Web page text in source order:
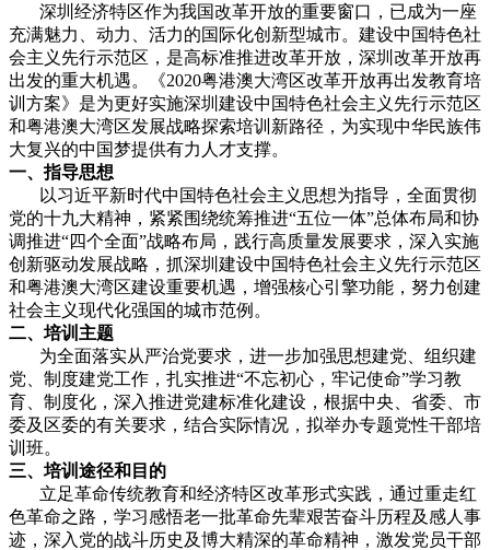
深圳经济特区作为我国改革开放的重要窗口，已成为一座
充满魅力、动力、活力的国际化创新型城市。建设中国特色社
会主义先行示范区，是高标准推进改革开放，深圳改革开放再
出发的重大机遇。《2020粤港澳大湾区改革开放再出发教育培
训方案》是为更好实施深圳建设中国特色社会主义先行示范区
和粤港澳大湾区发展战略探索培训新路径，为实现中华民族伟
大复兴的中国梦提供有力人才支撑。
一、指导思想
以习近平新时代中国特色社会主义思想为指导，全面贯彻
党的十九大精神，紧紧围绕统筹推进“五位一体”总体布局和协
调推进“四个全面”战略布局，践行高质量发展要求，深入实施
创新驱动发展战略，抓深圳建设中国特色社会主义先行示范区
和粤港澳大湾区建设重要机遇，增强核心引擎功能，努力创建
社会主义现代化强国的城市范例。
二、培训主题
为全面落实从严治党要求，进一步加强思想建党、组织建
党、制度建党工作，扎实推进“不忘初心，牢记使命”学习教
育、制度化，深入推进党建标准化建设，根据中央、省委、市
委及区委的有关要求，结合实际情况，拟举办专题党性干部培
训班。
三、培训途径和目的
立足革命传统教育和经济特区改革形式实践，通过重走红
色革命之路，学习感悟老一批革命先辈艰苦奋斗历程及感人事
迹，深入党的战斗历史及博大精深的革命精神，激发党员干部